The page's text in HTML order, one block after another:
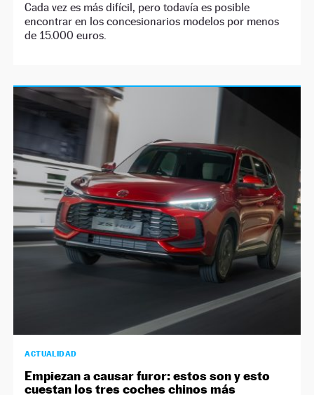
Cada vez es más difícil, pero todavía es posible
encontrar en los concesionarios modelos por menos
de 15.000 euros.
ACTUALIDAD
Empiezan a causar furor: estos son y esto
cuestan los tres coches chinos más